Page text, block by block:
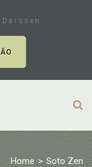
Home > Soto Zen